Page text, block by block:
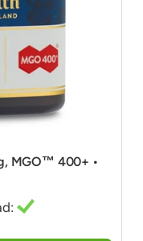
MGO™ 400+ •